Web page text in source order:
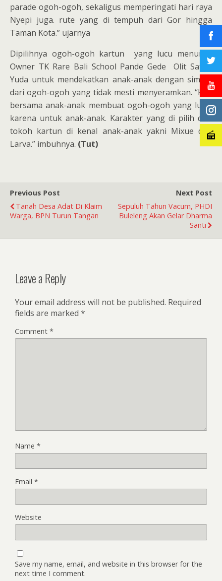
parade ogoh-ogoh, sekaligus memperingati hari raya
Nyepi juga. rute yang di tempuh dari Gor hingga
Taman Kota.” ujarnya
Dipilihnya ogoh-ogoh kartun yang lucu menurut
Owner TK Rare Bali School Pande Gede Olit Satria
Yuda untuk mendekatkan anak-anak dengan simbol
dari ogoh-ogoh yang tidak mesti menyeramkan. “Kita
bersama anak-anak membuat ogoh-ogoh yang lucu,
karena untuk anak-anak. Karakter yang di pilih dari
tokoh kartun di kenal anak-anak yakni Mixue dan
Larva.” imbuhnya. (Tut)
Previous Post
Tanah Desa Adat Di Klaim
Warga, BPN Turun Tangan
Next Post
Sepuluh Tahun Vacum, PHDI
Buleleng Akan Gelar Dharma
Santi
Leave a Reply
Your email address will not be published. Required
fields are marked *
Comment *
Name *
Email *
Website
Save my name, email, and website in this browser for the
next time I comment.